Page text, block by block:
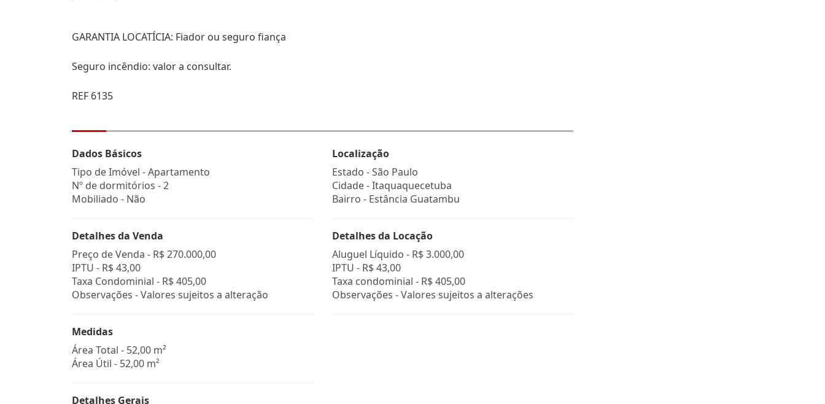
GARANTIA LOCATÍCIA: Fiador ou seguro fiança
Seguro incêndio: valor a consultar.
REF 6135
Dados Básicos
Tipo de Imóvel - Apartamento
Nº de dormitórios - 2
Mobiliado - Não
Detalhes da Venda
Preço de Venda - R$ 270.000,00
IPTU - R$ 43,00
Taxa Condominial - R$ 405,00
Observações - Valores sujeitos a alteração
Medidas
Área Total - 52,00 m²
Área Útil - 52,00 m²
Detalhes Gerais
Localização
Estado -São Paulo
Cidade -Itaquaquecetuba
Bairro - Estância Guatambu
Detalhes da Locação
Aluguel Líquido - R$ 3.000,00
IPTU - R$ 43,00
Taxa condominial - R$ 405,00
Observações - Valores sujeitos a alterações